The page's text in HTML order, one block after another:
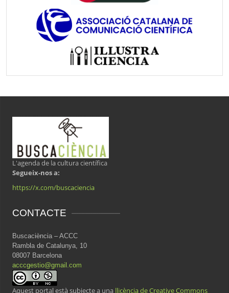
L'agenda de la cultura científica
Segueix-nos a:
https://x.com/buscaciencia
CONTACTE
Buscaciència – ACCC
Rambla de Catalunya, 10
08007 Barcelona
acccgestio@gmail.com
Aquest portal està subjecte a una llicència de Creative Commons